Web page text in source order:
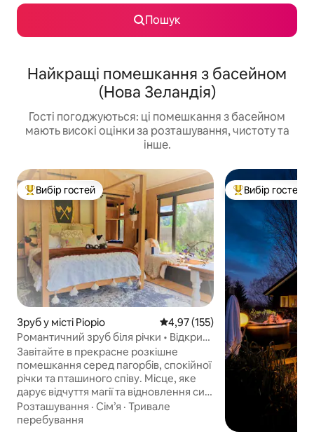
Пошук
Найкращі помешкання з басейном
(Нова Зеландія)
Гості погоджуються: ці помешкання з басейном
мають високі оцінки за розташування, чистоту та
інше.
Топ вибір гостей
Вибір гостей
Зруб у місті Piopio Середня оцінка: 4,97 з 5,
4,97 (155)
Романтичний зруб біля річки • Відкрита
ванна • Вайтомо
Завітайте в прекрасне розкішне
помешкання серед пагорбів, спокійної
річки та пташиного співу. Місце, яке
дарує відчуття магії та відновлення сил,
насолоджуючись найкращим, що
може запропонувати Нова Зеландія.
Розташування · Сім’я · Тривале
перебування
Топ вибір гостей
Вибір гостей